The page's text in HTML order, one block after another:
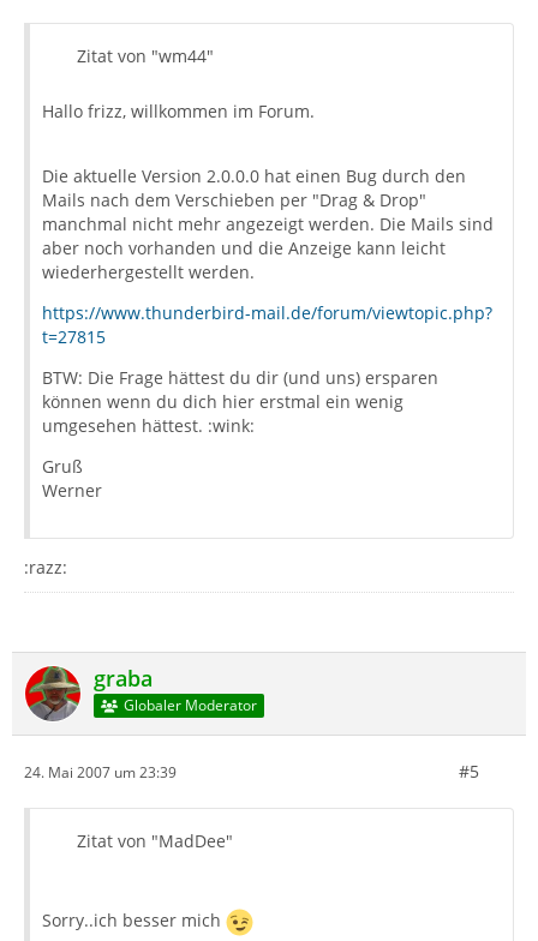
Zitat von "wm44"
Hallo frizz, willkommen im Forum.
Die aktuelle Version 2.0.0.0 hat einen Bug durch den
Mails nach dem Verschieben per "Drag & Drop"
manchmal nicht mehr angezeigt werden. Die Mails sind
aber noch vorhanden und die Anzeige kann leicht
wiederhergestellt werden.
https://www.thunderbird-mail.de/forum/viewtopic.php?
t=27815
BTW: Die Frage hättest du dir (und uns) ersparen
können wenn du dich hier erstmal ein wenig
umgesehen hättest. :wink:
Gruß
Werner
:razz:
graba
Globaler Moderator
24. Mai 2007 um 23:39 #5
Zitat von "MadDee"
Sorry..ich besser mich